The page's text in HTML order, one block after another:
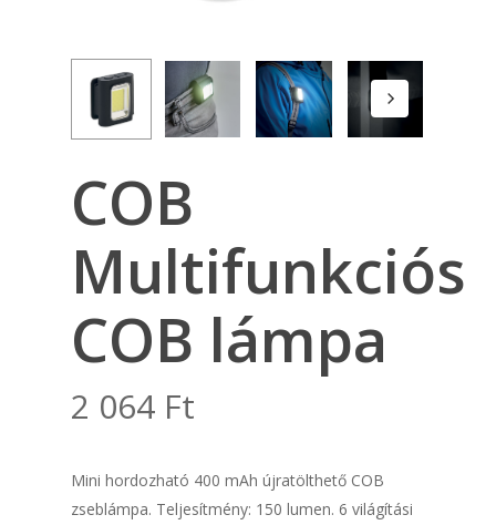
COB
Multifunkciós
COB lámpa
2 064 Ft
Mini hordozható 400 mAh újratölthető COB
zseblámpa. Teljesítmény: 150 lumen. 6 világítási